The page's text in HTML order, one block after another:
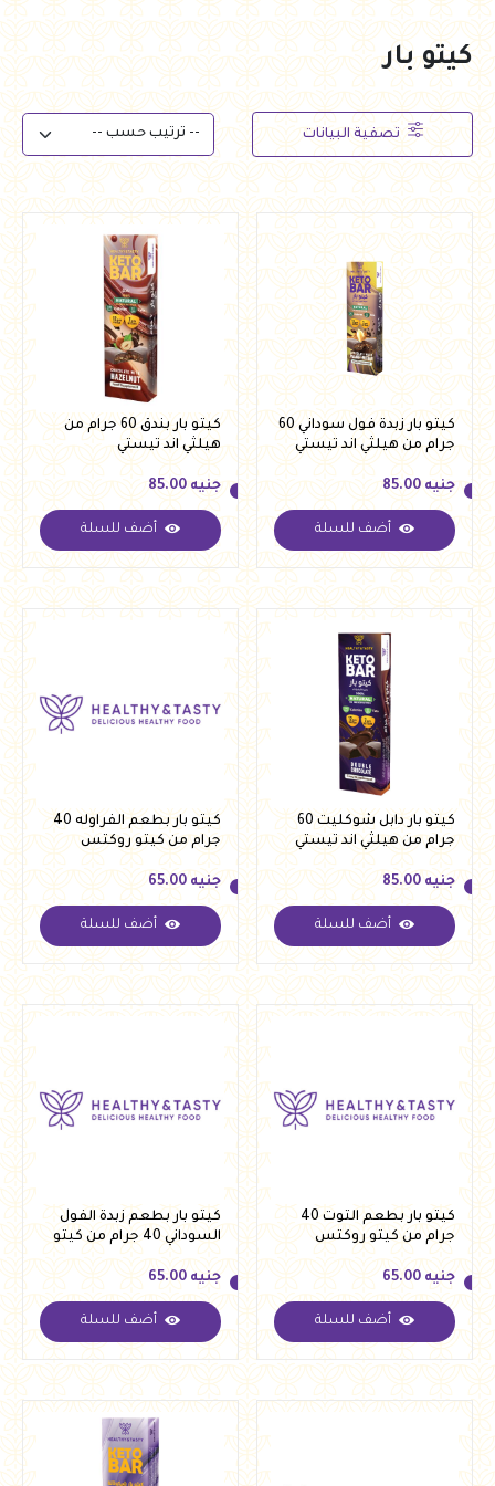
كيتو بار
تصفية البيانات
كيتو بار زبدة فول سوداني 60
جرام من هيلثي اند تيستي
جنيه
جنيه 85.00
أضف للسلة
كيتو بار بندق 60 جرام من
هيلثي اند تيستي
جنيه
جنيه 85.00
أضف للسلة
كيتو بار دابل شوكليت 60
جرام من هيلثي اند تيستي
جنيه
جنيه 85.00
أضف للسلة
كيتو بار بطعم الفراوله 40
جرام من كيتو روكتس
جنيه
جنيه 65.00
أضف للسلة
كيتو بار بطعم التوت 40
جرام من كيتو روكتس
جنيه
جنيه 65.00
أضف للسلة
كيتو بار بطعم زبدة الفول
السوداني 40 جرام من كيتو
روكتس
جنيه
جنيه 65.00
أضف للسلة